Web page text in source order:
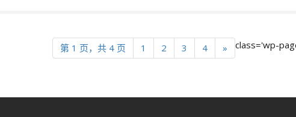
class='wp-
第 1 页，共 4 页 1 2 3 4 »